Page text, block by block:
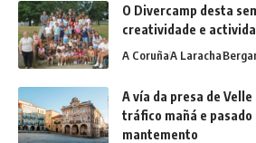
O Divercamp desta
creatividade e
A CoruñaA Laracha
A vía da presa de
tráfico mañá e
mantemento